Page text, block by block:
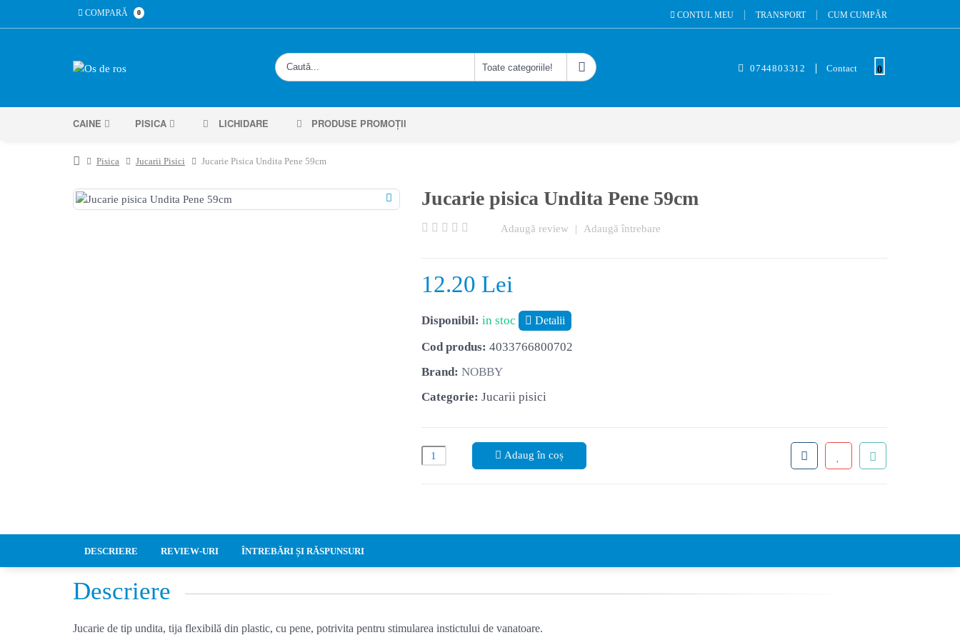
COMPARĂ 0 TRANSPORT CUM CUMPĂR
CONTUL MEU
0744803312 Contact 0
CAINE PISICA LICHIDARE PRODUSE PROMOȚII
Pisica Jucarii Pisici Jucarie Pisica Undita Pene 59cm
Jucarie pisica Undita Pene 59cm
Adaugă review | Adaugă întrebare
12.20 Lei
Disponibil: in stoc Detalii
Cod produs: 4033766800702
Brand: NOBBY
Categorie: Jucarii pisici
Adaug în coș
DESCRIERE REVIEW-URI ÎNTREBĂRI ȘI RĂSPUNSURI
Descriere
Jucarie de tip undita, tija flexibilă din plastic, cu pene, potrivita pentru stimularea instictului de vanatoare.